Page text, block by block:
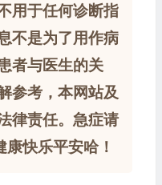
用于任何诊断指
不是为了用作病
者与医生的关
参考，本网站及
律责任。急症请
快乐平安哈！